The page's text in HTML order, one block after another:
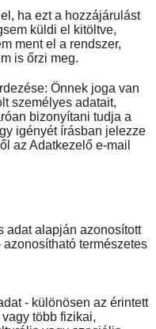
ha ezt a hozzájárulást
küldi el kitöltve,
ment el a rendszer,
is őrzi meg.
Önnek joga van
személyes adatait,
bizonyítani tudja a
igényét írásban jelezze
az Adatkezelő e-mail
adat alapján azonosított
természetes
- különösen az érintett
több fizikai,